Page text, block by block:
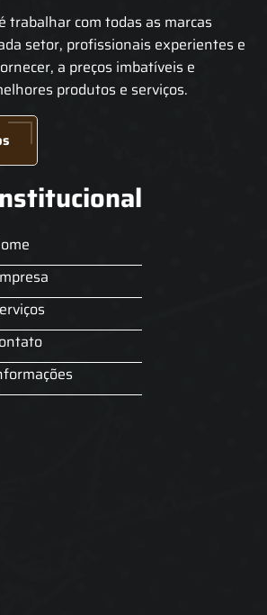
trabalhar com todas as marcas
setor, profissionais experientes e
a preços imbatíveis e
produtos e serviços.